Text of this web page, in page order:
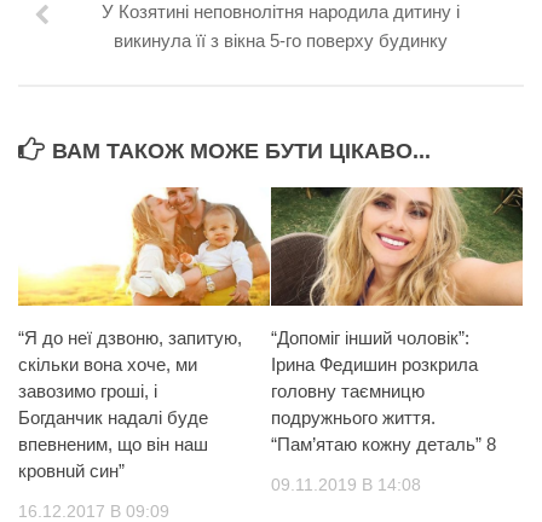
У Козятині неповнолітня народила дитину і
викинула її з вікна 5-го поверху будинку
ВАМ ТАКОЖ МОЖЕ БУТИ ЦІКАВО...
“Я до неї дзвоню, запитую,
скільки вона хоче, ми
завозимо гроші, і
Богданчик надалі буде
впевненим, що він наш
кpoвнuй син”
16.12.2017 В 09:09
“Допоміг інший чоловік”:
Ірина Федишин розкрила
головну таємницю
подружнього життя.
“Пам’ятаю кожну деталь” 8
09.11.2019 В 14:08